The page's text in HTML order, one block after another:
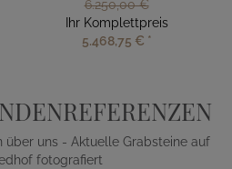
6.250,00 €
Ihr Komplettpreis
5.468,75 € *
über uns - Aktuelle Grabsteine auf
fotografiert